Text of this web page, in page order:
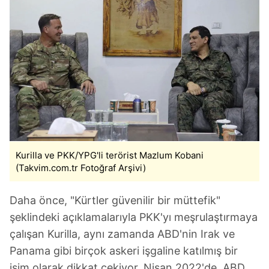
verileriniz işlenmekte olup gerekli olan çerezler bilgi
toplumu hizmetlerinin sunulması amacıyla
kullanılmaktadır. Diğer çerezler, sitemizin daha işlevsel
kılınması ve kişiselleştirilmesi ve sizlere yönelik
reklam/pazarlama faaliyetlerinin yapılması, amaçlarıyla
sınırlı olarak açık rızanız dahilinde kullanılacaktır.
Çerezlere ilişkin tercihlerinizi aşağıda yer alan panel
vasıtasıyla belirleyebilirsiniz. Çerezlere ilişkin detaylı bilgi
için Ayarlar butonuna tıklayabilir,
Çerez Bilgilendirme
Metnimizi ziyaret edebilirsiniz.
6698 sayılı Kişisel Verilerin Korunması Kanunu uyarınca
hazırlanmış Aydınlatma Metnimizi okumak ve sitemizde
ilgili mevzuata uygun olarak kullanılan çerezlerle ilgili bilgi
almak için lütfen
tıklayınız .
Kurilla ve PKK/YPG'li terörist Mazlum Kobani
(Takvim.com.tr Fotoğraf Arşivi)
Daha önce, "Kürtler güvenilir bir müttefik"
şeklindeki açıklamalarıyla PKK'yı meşrulaştırmaya
çalışan Kurilla, aynı zamanda ABD'nin Irak ve
Panama gibi birçok askeri işgaline katılmış bir